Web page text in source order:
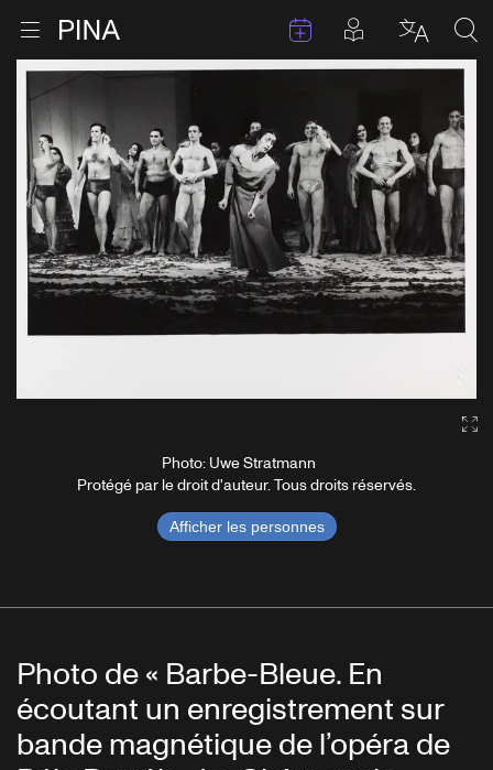
Aller au contenu
Ouvrir le menu Retour à la page d'accueil Évenements
Articles en
Photo: Uwe Stratmann
Protégé par le droit d'auteur. Tous droits réservés.
Afficher les personnes
Photo de « Barbe-Bleue. En
écoutant un enregistrement sur
bande magnétique de l’opéra de